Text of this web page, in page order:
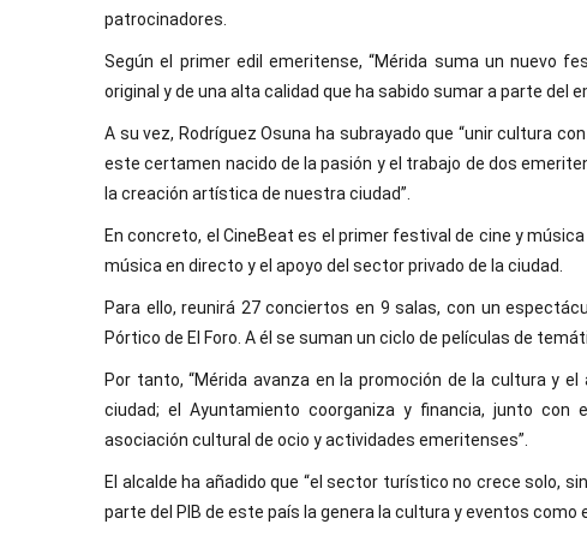
patrocinadores.
Según el primer edil emeritense, “Mérida suma un nuevo
original y de una alta calidad que ha sabido sumar a parte del
A su vez, Rodríguez Osuna ha subrayado que “unir cultura
este certamen nacido de la pasión y el trabajo de dos
la creación artística de nuestra ciudad”.
En concreto, el CineBeat es el primer festival de cine y
música en directo y el apoyo del sector privado de la ciudad.
Para ello, reunirá 27 conciertos en 9 salas, con un
Pórtico de El Foro. A él se suman un ciclo de películas de
Por tanto, “Mérida avanza en la promoción de la cultura y
ciudad; el Ayuntamiento coorganiza y financia, junto
asociación cultural de ocio y actividades emeritenses”.
El alcalde ha añadido que “el sector turístico no crece solo,
parte del PIB de este país la genera la cultura y eventos como